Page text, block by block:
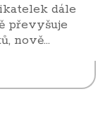
dále
převyšuje
nově…